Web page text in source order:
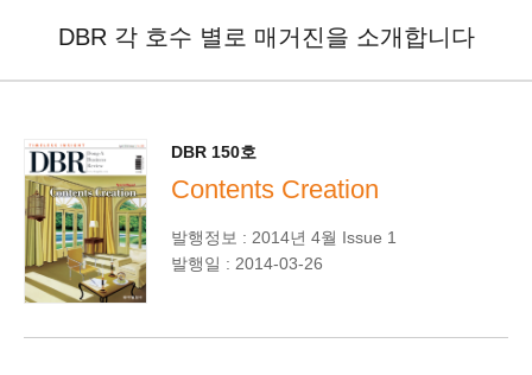
DBR 각 호수 별로 매거진을 소개합니다
DBR 150호
Contents Creation
발행정보 : 2014년 4월 Issue 1
발행일 : 2014-03-26